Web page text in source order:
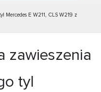
Mercedes E W211, CLS W219 z
zawieszenia
tyl